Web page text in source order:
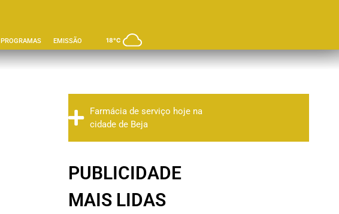
PROGRAMAS EMISSÃO 18°C
Farmácia de serviço hoje na
cidade de Beja
PUBLICIDADE
MAIS LIDAS